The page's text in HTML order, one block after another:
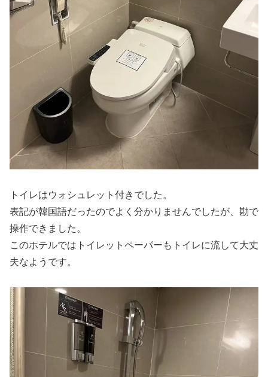
トイレはウォシュレット付きでした。
表記が韓国語だったのでよく分かりませんでしたが、勘で
操作できました。
このホテルではトイレットペーパーもトイレに流して大丈
夫なようです。